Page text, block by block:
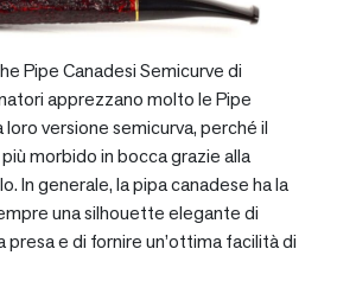
Pipe Canadesi Semicurve di
apprezzano molto le Pipe
loro versione semicurva, perché il
morbido in bocca grazie alla
In generale, la pipa canadese ha la
una silhouette elegante di
presa e di fornire un’ottima facilità di